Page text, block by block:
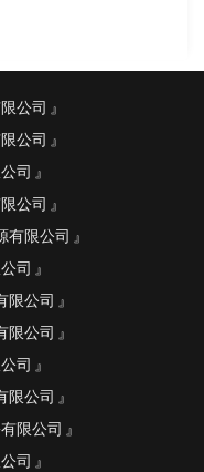
公司
公司
司
公司
有限公司
司
限公司
限公司
司
限公司
限公司
司